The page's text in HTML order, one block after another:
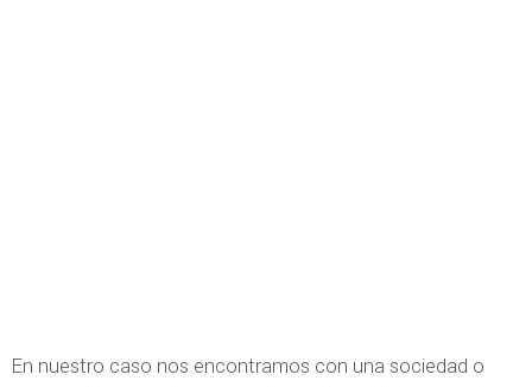
En nuestro caso nos encontramos con una sociedad o